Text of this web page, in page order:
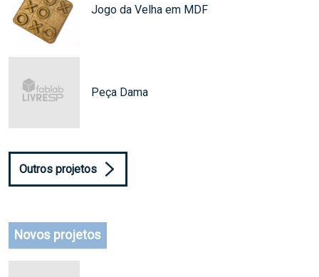
Jogo da Velha em MDF
Peça Dama
Outros projetos
Novos projetos